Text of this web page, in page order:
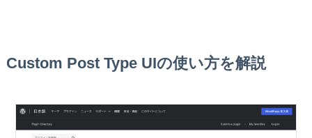
Custom Post Type UIの使い方を解説